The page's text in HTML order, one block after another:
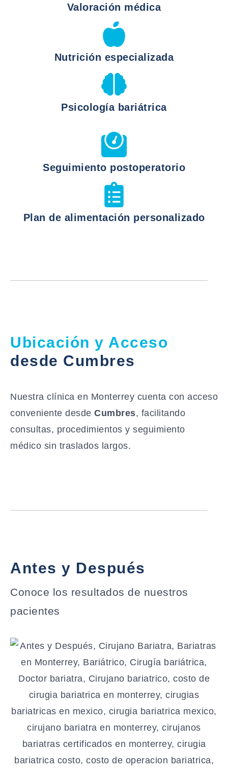
Valoración médica
Nutrición especializada
Psicología bariátrica
Seguimiento postoperatorio
Plan de alimentación personalizado
Ubicación y Acceso
desde Cumbres
Nuestra clínica en Monterrey cuenta con acceso
conveniente desde Cumbres, facilitando
consultas, procedimientos y seguimiento
médico sin traslados largos.
Antes y Después
Conoce los resultados de nuestros
pacientes